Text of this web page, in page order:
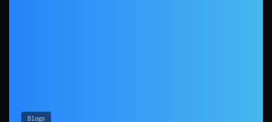
Blogs